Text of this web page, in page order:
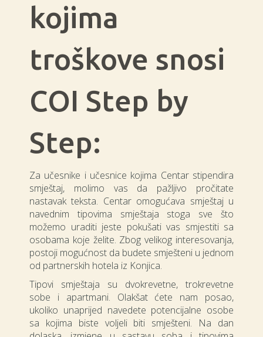
kojima
troškove snosi
COI Step by
Step:
Za učesnike i učesnice kojima Centar stipendira
smještaj, molimo vas da pažljivo pročitate
nastavak teksta. Centar omogućava smještaj u
navednim tipovima smještaja stoga sve što
možemo uraditi jeste pokušati vas smjestiti sa
osobama koje želite. Zbog velikog interesovanja,
postoji mogućnost da budete smješteni u jednom
od partnerskih hotela iz Konjica.
Tipovi smještaja su dvokrevetne, trokrevetne
sobe i apartmani. Olakšat ćete nam posao,
ukoliko unaprijed navedete potencijalne osobe
sa kojima biste voljeli biti smješteni. Na dan